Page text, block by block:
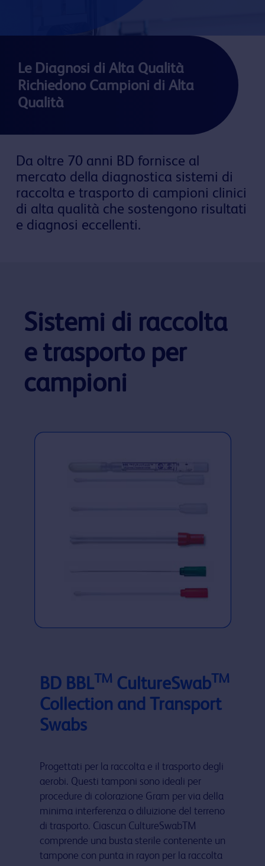
Le Diagnosi di Alta Qualità
Richiedono Campioni di Alta
Qualità
Da oltre 70 anni BD fornisce al
mercato della diagnostica sistemi di
raccolta e trasporto di campioni clinici
di alta qualità che sostengono risultati
e diagnosi eccellenti.
Sistemi di raccolta
e trasporto per
campioni
BD BBLTM CultureSwabTM
Collection and Transport
Swabs
Progettati per la raccolta e il trasporto degli
aerobi. Questi tamponi sono ideali per
procedure di colorazione Gram per via della
minima interferenza o diluizione del terreno
di trasporto. Ciascun CultureSwabTM
comprende una busta sterile contenente un
tampone con punta in rayon per la raccolta